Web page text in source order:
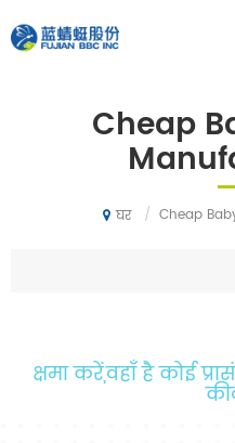
Cheap
घर / Cheap
क्षमा करें,वहाँ है कोई